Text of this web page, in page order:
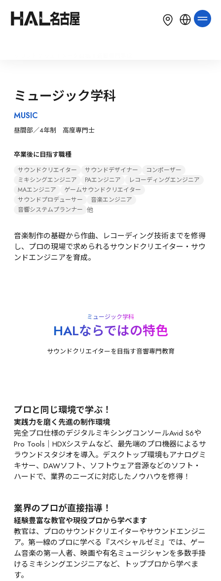
LANGUAGE
ミュージック学科
MUSIC
昼間部／4年制　高度専門士
卒業後に目指す職種
サウンドクリエイター サウンドデザイナー
コンポーザー
ミキシングエンジニア
PAエンジニア
レコーディングエンジニア
MAエンジニア
ゲームサウンドクリエイター
サウンドプロデューサー
音楽エンジニア
音響システムプランナー 他
音楽制作の基礎から作曲、レコーディング技術までを修得
し、プロの現場で求められるサウンドクリエイター・サウ
ンドエンジニアを育成。
ミュージック学科
HALならではの特色
サウンドクリエイターを目指す音響専門教育
プロと同じ環境で学ぶ！
実践力を磨く先進の制作環境
完全プロ仕様のデジタルミキシングコンソールAvid S6や
Pro Tools｜HDXシステムなど、最先端のプロ機器によるサ
ラウンドスタジオを導入。デスクトップ環境もアナログミ
キサー、DAWソフト、ソフトウェア音源などのソフト・
ハードで、業界のニーズに対応したノウハウを修得！
業界のプロが直接指導！
経験豊富な教官や現役プロから学べます
教官は、プロのサウンドクリエイターやサウンドエンジニ
ア。第一線のプロに学べる『スペシャルゼミ』では、ゲー
ム音楽の第一人者、映画や有名ミュージシャンを多数手掛
けるミキシングエンジニアなど、トッププロから学べま
す。